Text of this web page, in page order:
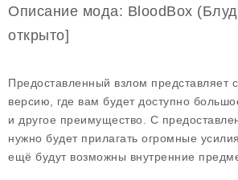
Описание мода: BloodBox
открыто]
Предоставленный взлом представляет
версию, где вам будет доступно
и другое преимущество. С
нужно будет прилагать огромные
ещё будут возможны внутренние